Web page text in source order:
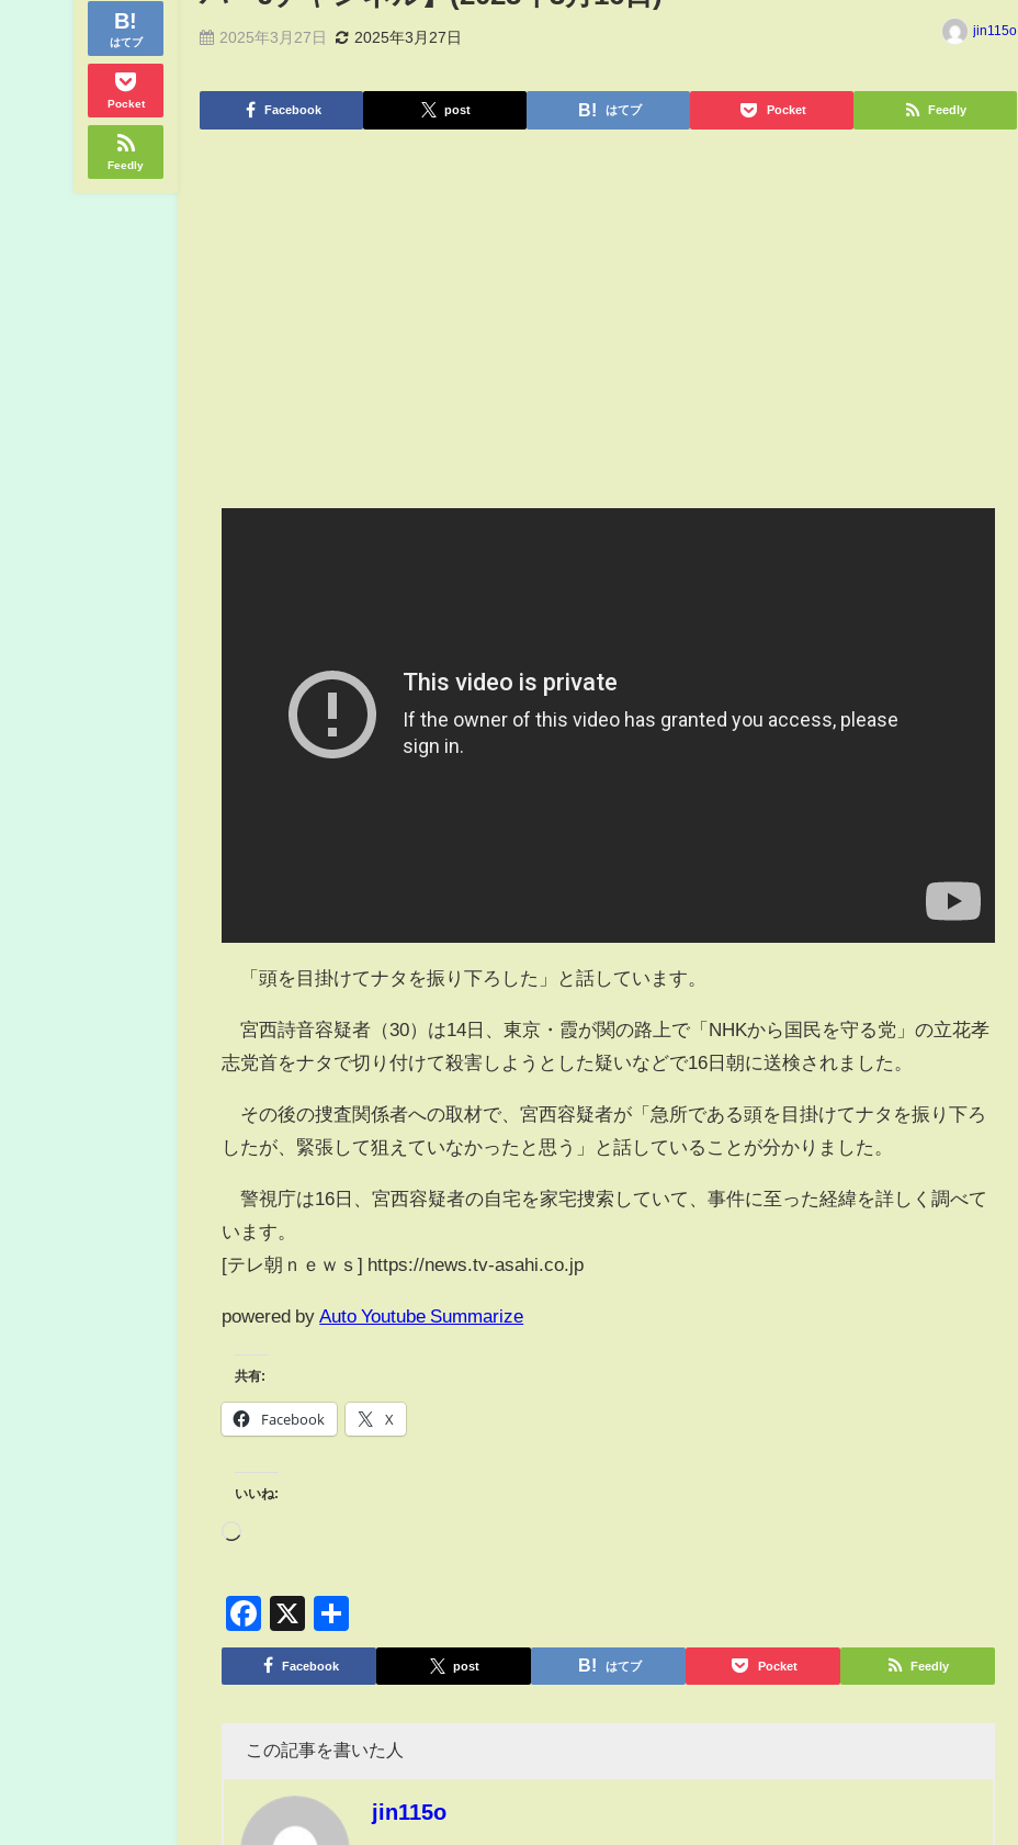
はてブ
Pocket
Feedly
2025年3月27日 2025年3月27日 jin115o
Facebook post はてブ Pocket Feedly
「頭を目掛けてナタを振り下ろした」と話しています。
宮西詩音容疑者（30）は14日、東京・霞が関の路上で「NHKから国民を守る党」の立花孝
志党首をナタで切り付けて殺害しようとした疑いなどで16日朝に送検されました。
その後の捜査関係者への取材で、宮西容疑者が「急所である頭を目掛けてナタを振り下ろ
したが、緊張して狙えていなかったと思う」と話していることが分かりました。
警視庁は16日、宮西容疑者の自宅を家宅捜索していて、事件に至った経緯を詳しく調べて
います。
[テレ朝ｎｅｗｓ] https://news.tv-asahi.co.jp
powered by Auto Youtube Summarize
共有:
Facebook X
いいね:
Facebook
X
有
Facebook post はてブ Pocket Feedly
この記事を書いた人
jin115o